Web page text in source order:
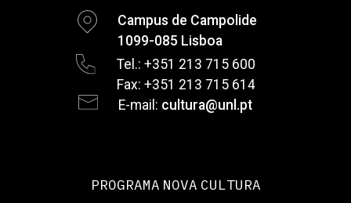
Campus de Campolide
1099-085 Lisboa
Tel.: +351 213 715 600
Fax: +351 213 715 614
E-mail: cultura@unl.pt
PROGRAMA NOVA CULTURA